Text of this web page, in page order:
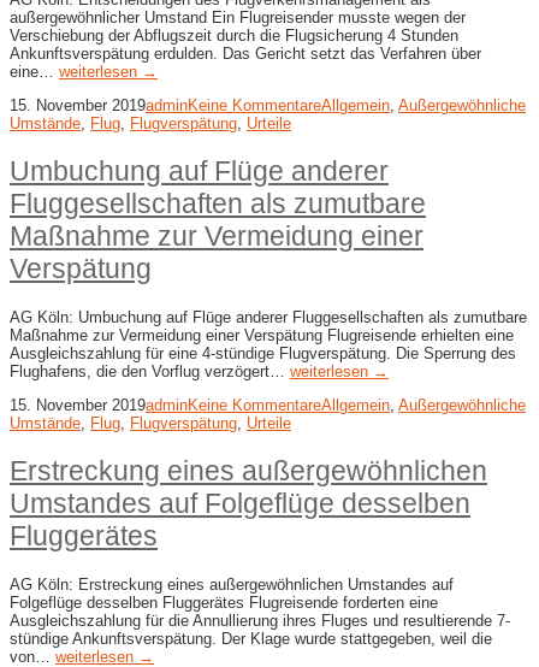
außergewöhnlicher Umstand Ein Flugreisender musste wegen der
Verschiebung der Abflugszeit durch die Flugsicherung 4 Stunden
Ankunftsverspätung erdulden. Das Gericht setzt das Verfahren über
eine… weiterlesen →
15. November 2019adminKeine KommentareAllgemein Außergewöhnliche
Umstände Flug Flugverspätung Urteile
Umbuchung auf Flüge anderer
Fluggesellschaften als zumutbare
Maßnahme zur Vermeidung einer
Verspätung
AG Köln: Umbuchung auf Flüge anderer Fluggesellschaften als zumutbare
Maßnahme zur Vermeidung einer Verspätung Flugreisende erhielten eine
Ausgleichszahlung für eine 4-stündige Flugverspätung. Die Sperrung des
Flughafens, die den Vorflug verzögert… weiterlesen →
15. November 2019adminKeine KommentareAllgemein Außergewöhnliche
Umstände Flug Flugverspätung Urteile
Erstreckung eines außergewöhnlichen
Umstandes auf Folgeflüge desselben
Fluggerätes
AG Köln: Erstreckung eines außergewöhnlichen Umstandes auf
Folgeflüge desselben Fluggerätes Flugreisende forderten eine
Ausgleichszahlung für die Annullierung ihres Fluges und resultierende 7-
stündige Ankunftsverspätung. Der Klage wurde stattgegeben, weil die
von… weiterlesen →